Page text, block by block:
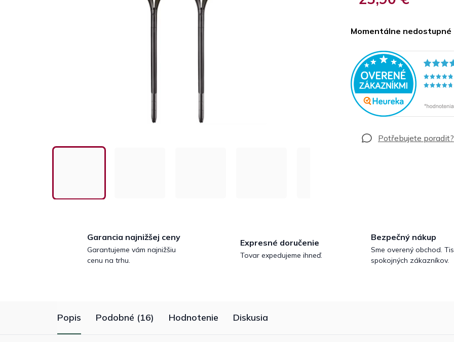
Momentálne nedostupné
Garancia najnižšej ceny
Garantujeme vám najnižšiu
cenu na trhu.
Expresné doručenie
Tovar expedujeme ihneď.
Bezpečný nákup
Sme overený obchod.
spokojných zákazníkov.
Popis Podobné (16) Hodnotenie Diskusia